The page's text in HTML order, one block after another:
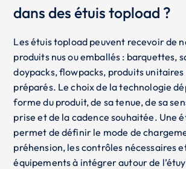
dans des étuis topload ?
Les étuis topload peuvent recevoir de
produits nus ou emballés : barquettes,
doypacks, flowpacks, produits unitaires
préparés. Le choix de la technologie
forme du produit, de sa tenue, de sa
prise et de la cadence souhaitée. Une
permet de définir le mode de
préhension, les contrôles nécessaires
équipements à intégrer autour de